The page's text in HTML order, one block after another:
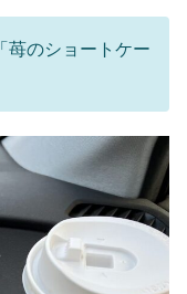
のショートケー